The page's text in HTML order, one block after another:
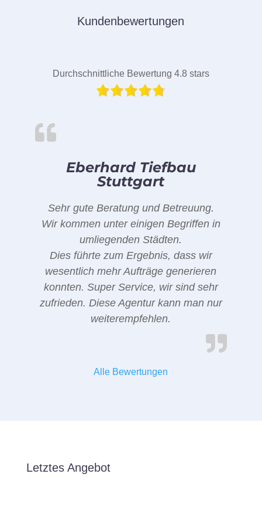
Kundenbewertungen
Durchschnittliche Bewertung 4.8 stars
Eberhard Tiefbau
Stuttgart
Sehr gute Beratung und Betreuung.
Wir kommen unter einigen Begriffen in
umliegenden Städten.
Dies führte zum Ergebnis, dass wir
wesentlich mehr Aufträge generieren
konnten. Super Service, wir sind sehr
zufrieden. Diese Agentur kann man nur
weiterempfehlen.
Alle Bewertungen
Letztes Angebot